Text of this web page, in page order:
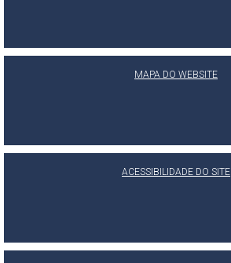
MAPA DO WEBSITE
ACESSIBILIDADE DO SITE